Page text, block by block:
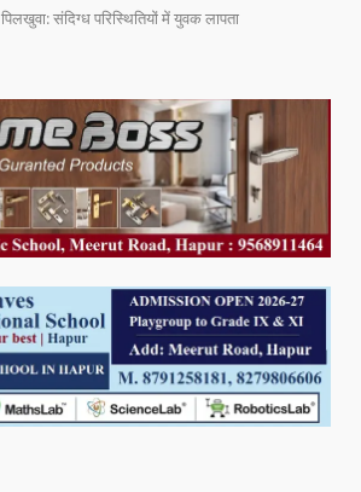
पिलखुवा: संदिग्ध परिस्थितियों में युवक लापता